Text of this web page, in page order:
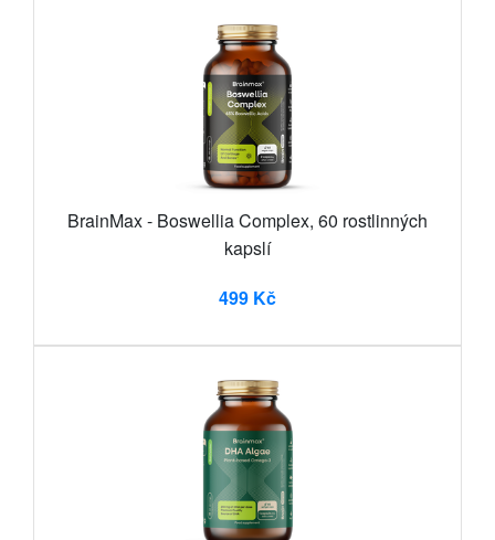
BrainMax - Boswellia Complex, 60 rostlinných
kapslí
499 Kč